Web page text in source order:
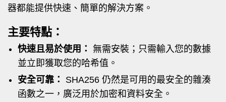
器都能提供快速、簡單的解決方案。
主要特點：
快速且易於使用：
無需安裝；只需輸入您的數據
並立即獲取您的哈希值。
安全可靠：
SHA256 仍然是可用的最安全的雜湊
函數之一，廣泛用於加密和資料安全。